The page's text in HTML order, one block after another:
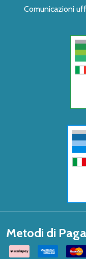
Comunicazioni
Metodi di